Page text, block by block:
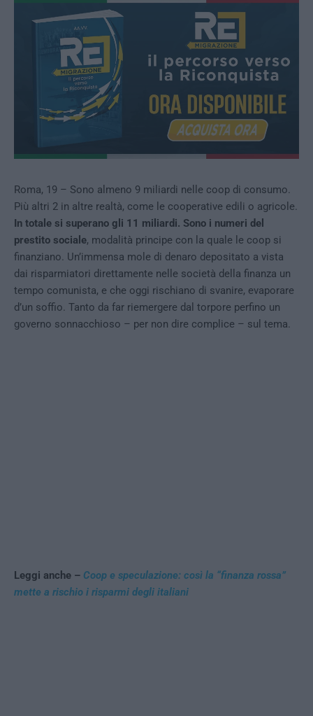
Roma, 19 – Sono almeno 9 miliardi nelle coop di consumo.
Più altri 2 in altre realtà, come le cooperative edili o agricole.
In totale si superano gli 11 miliardi. Sono i numeri del
prestito sociale, modalità principe con la quale le coop si
finanziano. Un’immensa mole di denaro depositato a vista
dai risparmiatori direttamente nelle società della finanza un
tempo comunista, e che oggi rischiano di svanire, evaporare
d’un soffio. Tanto da far riemergere dal torpore perfino un
governo sonnacchioso – per non dire complice – sul tema.
Leggi anche – Coop e speculazione: così la “finanza rossa”
mette a rischio i risparmi degli italiani